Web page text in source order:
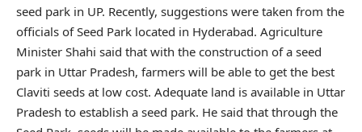
seed park in UP. Recently, suggestions were taken from the
officials of Seed Park located in Hyderabad. Agriculture
Minister Shahi said that with the construction of a seed
park in Uttar Pradesh, farmers will be able to get the best
Claviti seeds at low cost. Adequate land is available in Uttar
Pradesh to establish a seed park. He said that through the